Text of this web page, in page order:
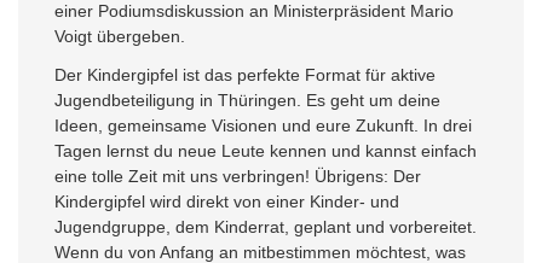
einer Podiumsdiskussion an Ministerpräsident Mario
Voigt übergeben.
Der Kindergipfel ist das perfekte Format für aktive
Jugendbeteiligung in Thüringen. Es geht um deine
Ideen, gemeinsame Visionen und eure Zukunft. In drei
Tagen lernst du neue Leute kennen und kannst einfach
eine tolle Zeit mit uns verbringen! Übrigens: Der
Kindergipfel wird direkt von einer Kinder- und
Jugendgruppe, dem Kinderrat, geplant und vorbereitet.
Wenn du von Anfang an mitbestimmen möchtest, was